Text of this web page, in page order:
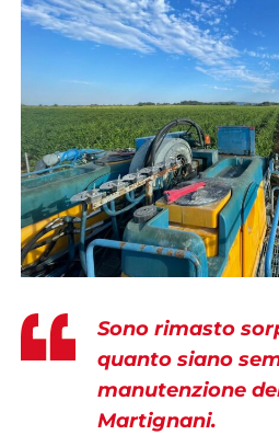
Sono rimasto
quanto siano
manutenzione
Martignani.